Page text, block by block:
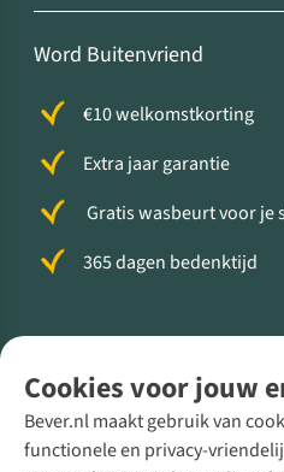
Cookies voor jouw
Bever.nl maakt gebruik van
functionele en privacy-
Word Buitenvriend
€10 welkomstkorting
Extra jaar garantie
Gratis wasbeurt voor je
365 dagen bedenktijd